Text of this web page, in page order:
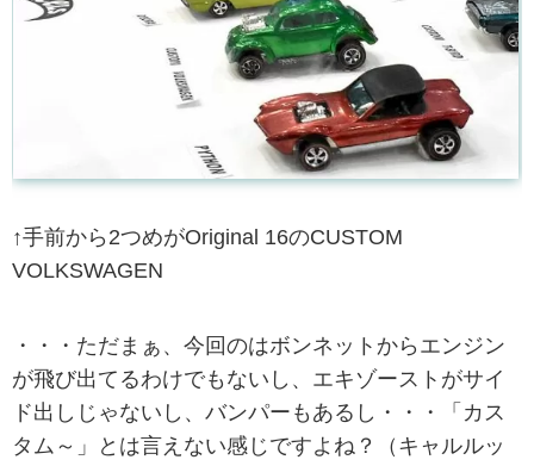
↑手前から2つめがOriginal 16のCUSTOM
VOLKSWAGEN
・・・ただまぁ、今回のはボンネットからエンジン
が飛び出てるわけでもないし、エキゾーストがサイ
ド出しじゃないし、バンパーもあるし・・・「カス
タム～」とは言えない感じですよね？（キャルルッ